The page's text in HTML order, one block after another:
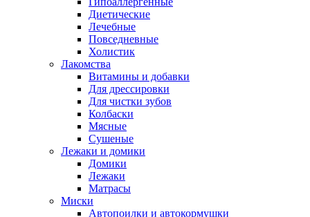
Диетические
Лечебные
Повседневные
Холистик
Лакомства
Витамины и добавки
Для дрессировки
Для чистки зубов
Колбаски
Мясные
Сушеные
Лежаки и домики
Домики
Лежаки
Матрасы
Миски
Автопоилки и автокормушки